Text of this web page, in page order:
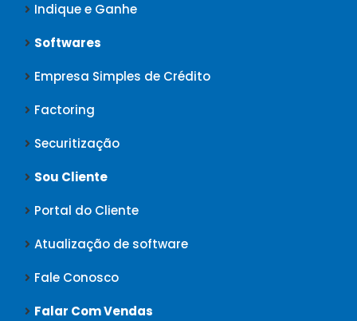
Indique e Ganhe
Softwares
Empresa Simples de Crédito
Factoring
Securitização
Sou Cliente
Portal do Cliente
Atualização de software
Fale Conosco
Falar Com Vendas